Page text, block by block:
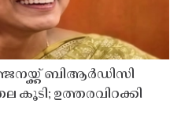
ബിആർഡിസി
ഉത്തരവിറക്കി